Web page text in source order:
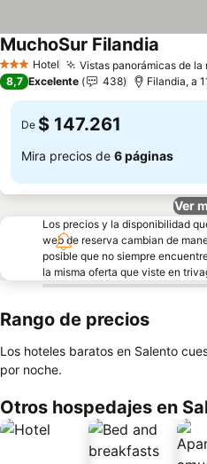
3 Estrellas
Hotel Vistas panorámicas de la
MuchoSur Filandia
8,7 Excelente 438 Filandia, a
De $ 147.261
Mira precios de 6 páginas
Ver
Los precios y la disponibilidad
web de reserva cambian de
posible que no siempre
la misma oferta que viste en
Rango de precios
Los hoteles baratos en Salento
por noche.
Otros hospedajes en